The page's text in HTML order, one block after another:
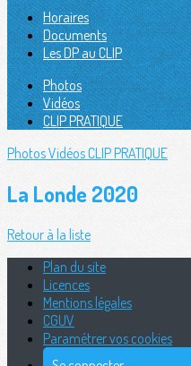
Horaires
Documents
Les DP au CLIP
Photos
Vidéos
CLIP PRATIQUE
PhotosVidéosCLIP PRATIQUE
La Londe 2020
Retour à la liste
Plan du site
Licences
Mentions légales
CGUV
Paramétrer vos cookies